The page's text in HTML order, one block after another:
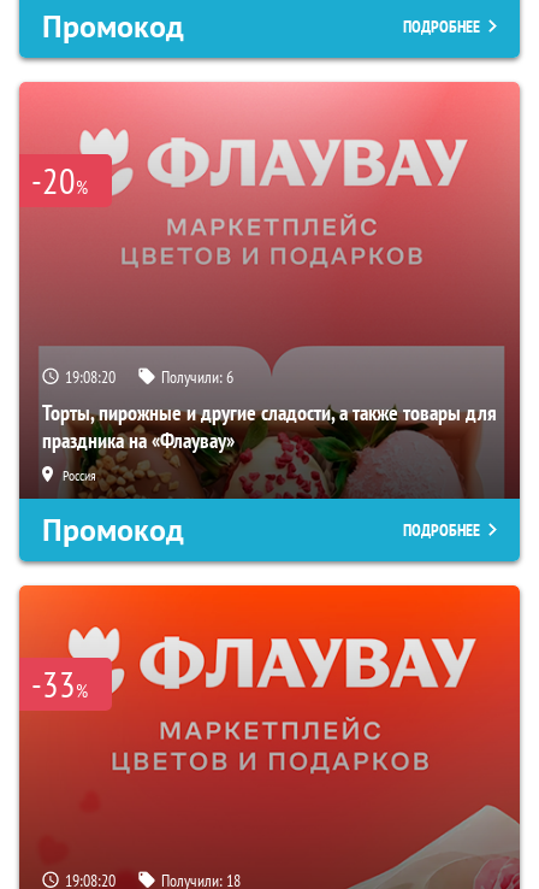
Промокод ПОДРОБНЕЕ
-20%
19:08:19 Получили:6
Торты, пирожные и другие сладости, а также товары для
праздника на «Флаувау»
Россия
Промокод ПОДРОБНЕЕ
-33%
19:08:19 Получили: 18